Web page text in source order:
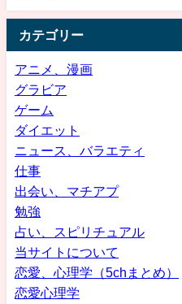
カテゴリー
アニメ、漫画
グラビア
ゲーム
ダイエット
ニュース、バラエティ
仕事
出会い、マチアプ
勉強
占い、スピリチュアル
当サイトについて
恋愛、心理学（5chまとめ）
恋愛心理学